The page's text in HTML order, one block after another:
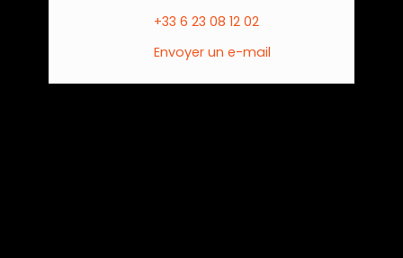
+33 6 23 08 12 02
Envoyer un e-mail